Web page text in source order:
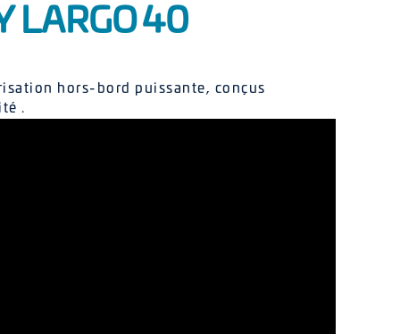
LARGO 40
hors-bord puissante, conçus
.